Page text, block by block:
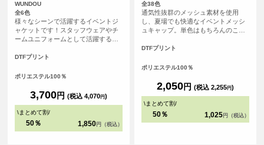
WUNDOU
全6色
様々なシーンで活躍するイベントジ
ャケットです！スタッフウェアやチ
ームユニフォームとして活躍する便
ントを施せば、企業や団体のイベン
です！デザインは表面胸元と背面へ
DTFプリント
ポリエステル100％
3,700円 (税込 4,070円)
\まとめて割/
50％ 1,850 円（税込）
全38色
通気性抜群のメッシュ素材を使用
し、夏場でも快適なイベントメッシ
ュキャップ。単色はもちろんのこ
合わせた全39色の豊富なカラー展開
DTFプリント
ポリエステル100％
2,050円 (税込 2,255円)
\まとめて割/
50％ 1,025 円（税込）